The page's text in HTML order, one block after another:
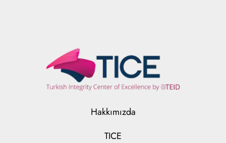
Hakkımızda
TICE